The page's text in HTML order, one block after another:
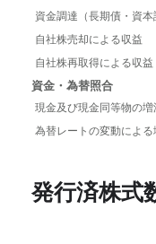
資金調達（長期債・資本
自社株売却による収益
自社株再取得による収益
資金・為替照合
現金及び現金同等物の増
為替レートの変動による
発行済株式